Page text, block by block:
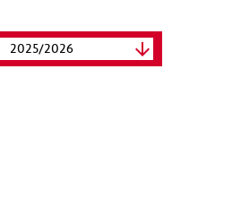
2025/2026